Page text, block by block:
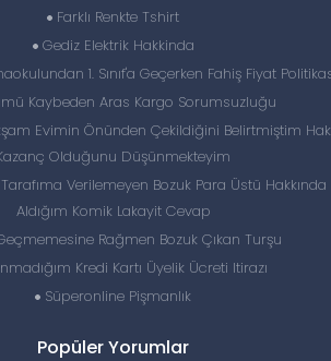
Farklı Renkte Tshirt
Gediz Elektrik Hakkinda
1. Sınıf'a Geçerken Fahiş Fiyat
Kaybeden Aras Kargo Sorumsuzluğu
Evimin Önünden Çekildiğini Belirtmiştim
Olduğunu Düşünmekteyim
Verilemeyen Bozuk Para Üstü Hakkında
Aldığım Komik Lakayit Cevap
Rağmen Bozuk Çıkan Turşu
Kredi Kartı Üyelik Ücreti Itirazı
Süperonline Pişmanlık
Popüler Yorumlar